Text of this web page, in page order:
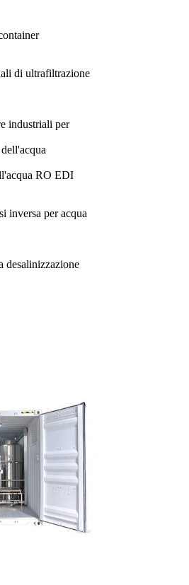
di ultrafiltrazione
industriali per
RO EDI
inversa per acqua
desalinizzazione